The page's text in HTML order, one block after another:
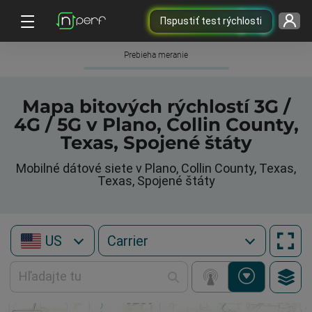
Пspustiť test rýchlosti
Prebieha meranie
Mapa bitových rýchlostí 3G /
4G / 5G v Plano, Collin County,
Texas, Spojené štáty
Mobilné dátové siete v Plano, Collin County, Texas,
Texas, Spojené štáty
US